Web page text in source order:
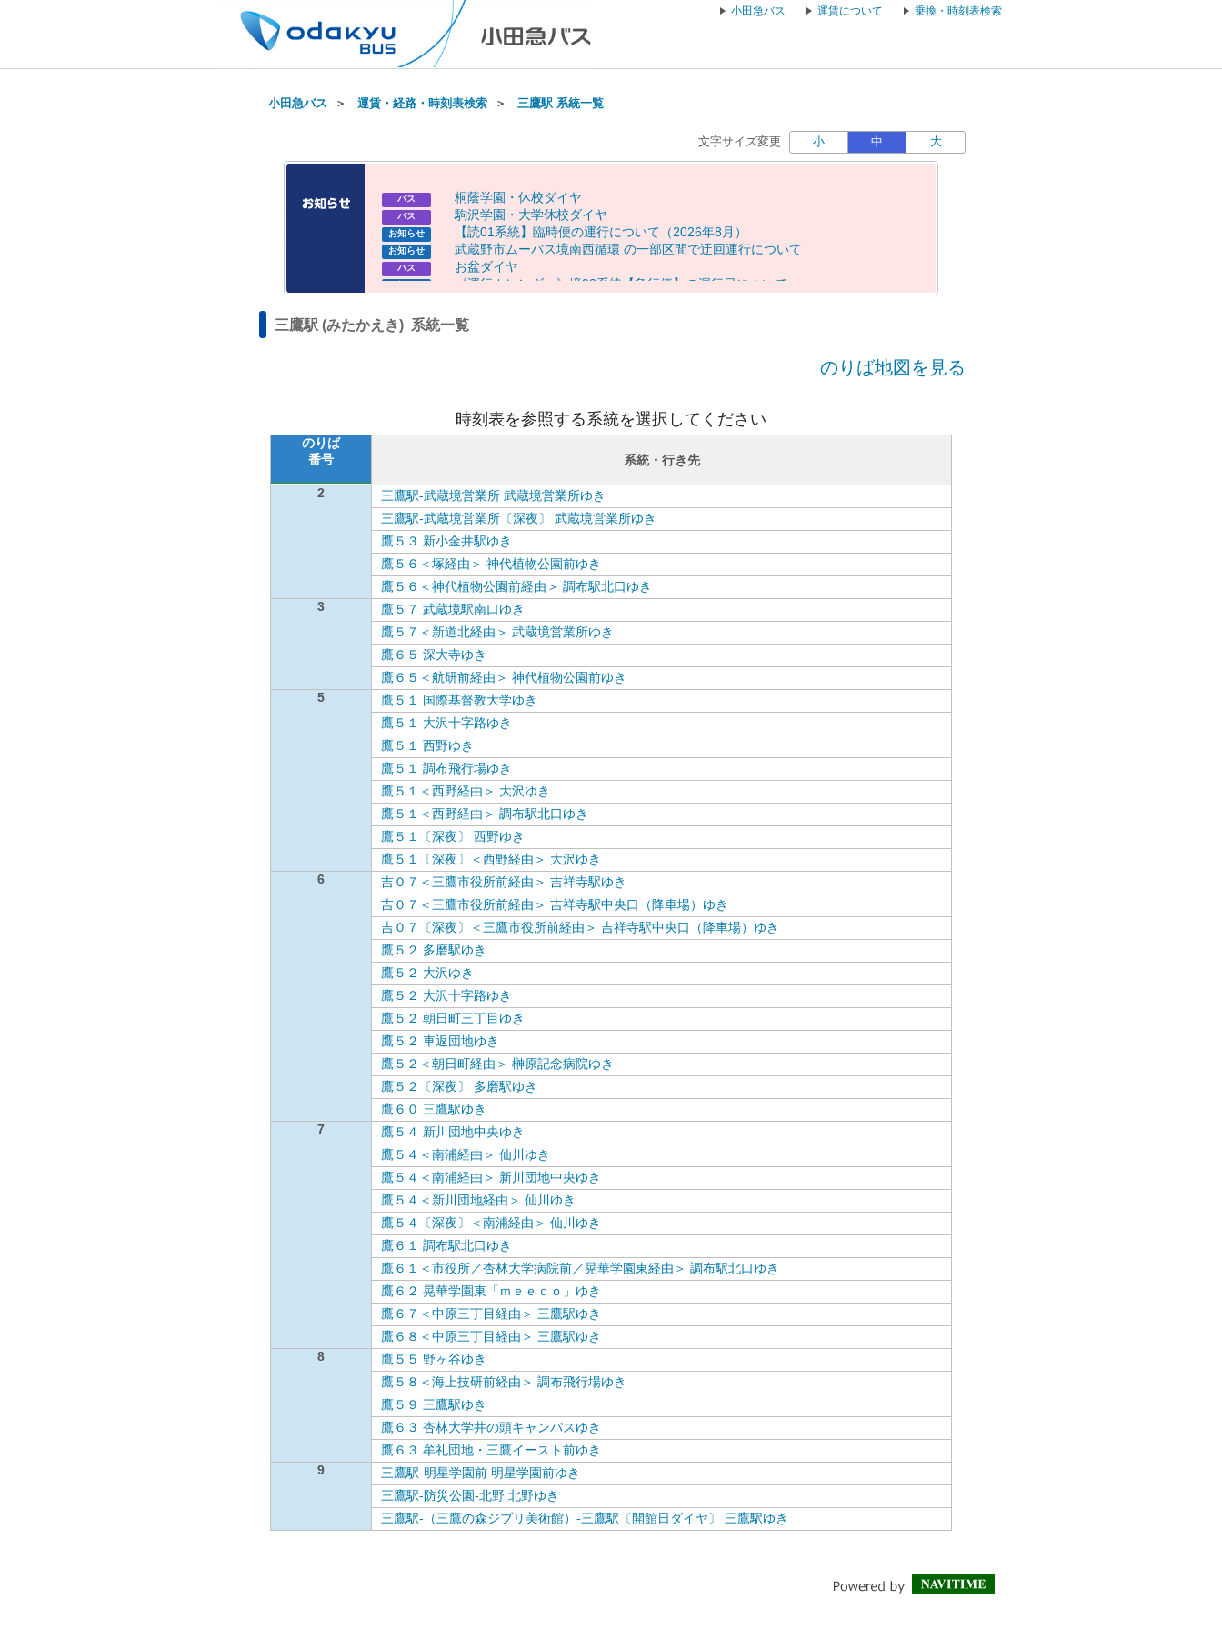
小田急バス 運賃について 乗換・時刻表検索
小田急バス ＞ 運賃・経路・時刻表検索 ＞ 三鷹駅 系統一覧
文字サイズ変更 小 中 大
バス 桐蔭学園 ・ 休校ダイヤ
バス 駒沢学園 ・ 大学休校ダイヤ
お知らせ 【読01 系統】 臨時便の運行について （2026年8月 ）
お知らせ 武蔵野市ムーバス境南西循環 の一部区間で迂回運行について
バス お盆ダイヤ
《運行 カ レ ン ダ 》 境93系統 【急 行便】 の 運行日 に つ い て
行日
三鷹駅 (みたかえき) 系統一覧
のりば地図を見る
時刻表を参照する系統を選択してください
のりば
番号
系統・行き先
2
三鷹駅-武蔵境営業所 武蔵境営業所ゆき
三鷹駅-武蔵境営業所〔深夜〕 武蔵境営業所ゆき
鷹５３ 新小金井駅ゆき
鷹５６＜塚経由＞ 神代植物公園前ゆき
鷹５６＜神代植物公園前経由＞ 調布駅北口ゆき
3
鷹５７ 武蔵境駅南口ゆき
鷹５７＜新道北経由＞ 武蔵境営業所ゆき
鷹６５ 深大寺ゆき
鷹６５＜航研前経由＞ 神代植物公園前ゆき
5
鷹５１ 国際基督教大学ゆき
鷹５１ 大沢十字路ゆき
鷹５１ 西野ゆき
鷹５１ 調布飛行場ゆき
鷹５１＜西野経由＞ 大沢ゆき
鷹５１＜西野経由＞ 調布駅北口ゆき
鷹５１〔深夜〕 西野ゆき
鷹５１〔深夜〕＜西野経由＞ 大沢ゆき
6
吉０７＜三鷹市役所前経由＞ 吉祥寺駅ゆき
吉０７＜三鷹市役所前経由＞ 吉祥寺駅中央口（降車場）ゆき
吉０７〔深夜〕＜三鷹市役所前経由＞ 吉祥寺駅中央口（降車場）ゆき
鷹５２ 多磨駅ゆき
鷹５２ 大沢ゆき
鷹５２ 大沢十字路ゆき
鷹５２ 朝日町三丁目ゆき
鷹５２ 車返団地ゆき
鷹５２＜朝日町経由＞ 榊原記念病院ゆき
鷹５２〔深夜〕 多磨駅ゆき
鷹６０ 三鷹駅ゆき
7
鷹５４ 新川団地中央ゆき
鷹５４＜南浦経由＞ 仙川ゆき
鷹５４＜南浦経由＞ 新川団地中央ゆき
鷹５４＜新川団地経由＞ 仙川ゆき
鷹５４〔深夜〕＜南浦経由＞ 仙川ゆき
鷹６１ 調布駅北口ゆき
鷹６１＜市役所／杏林大学病院前／晃華学園東経由＞ 調布駅北口ゆき
鷹６２ 晃華学園東「ｍｅｅｄｏ」ゆき
鷹６７＜中原三丁目経由＞ 三鷹駅ゆき
鷹６８＜中原三丁目経由＞ 三鷹駅ゆき
8
鷹５５ 野ヶ谷ゆき
鷹５８＜海上技研前経由＞ 調布飛行場ゆき
鷹５９ 三鷹駅ゆき
鷹６３ 杏林大学井の頭キャンパスゆき
鷹６３ 牟礼団地・三鷹イースト前ゆき
9
三鷹駅-明星学園前 明星学園前ゆき
三鷹駅-防災公園-北野 北野ゆき
三鷹駅-（三鷹の森ジブリ美術館）-三鷹駅〔開館日ダイヤ〕 三鷹駅ゆき